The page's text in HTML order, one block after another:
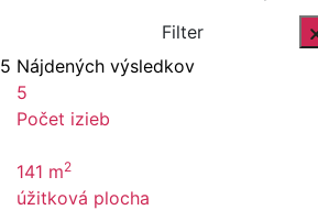
Filter
5 Nájdených výsledkov
5
Počet izieb
141 m2
úžitková plocha